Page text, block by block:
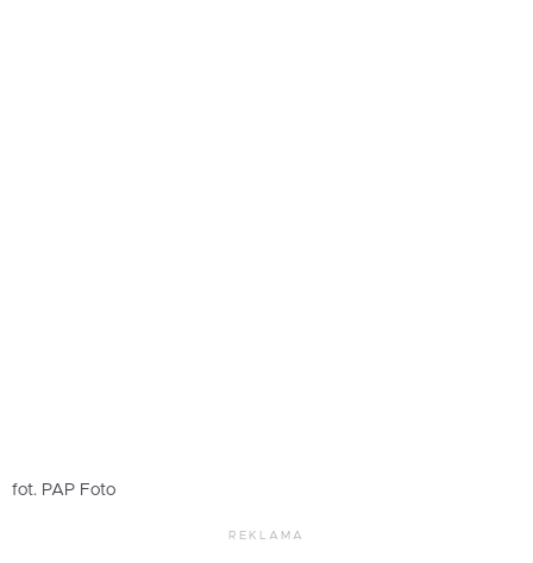
fot. PAP Foto
REKLAMA